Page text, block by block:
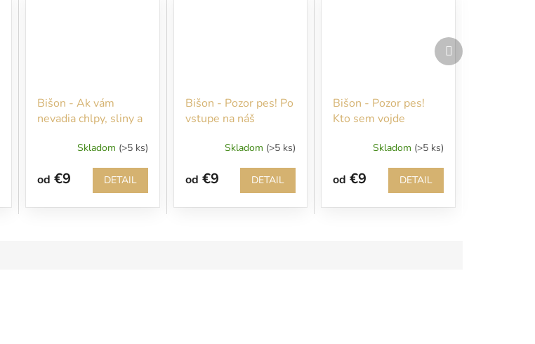
Bišon - Ak vám
nevadia chlpy, sliny a
vstúpte!Skladom (>5 ks)
od €9 DETAIL
Bišon - Pozor pes! Po
vstupe na náš
budem okamžite
Skladom (>5 ks)
od €9 DETAIL
Bišon - Pozor pes!
Kto sem vojde
rýchlo pohryzený!
Skladom (>5 ks)
od €9 DETAIL
Ďalší
produkt